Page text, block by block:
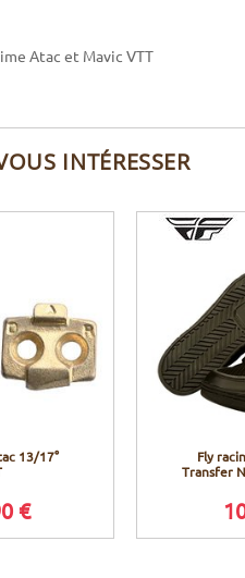
Atac et Mavic VTT
INTÉRESSER
13/17°
€
Fly
Transfer